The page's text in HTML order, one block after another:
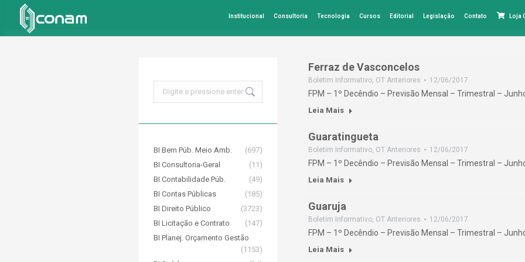
Institucional Consultoria Tecnologia Cursos Editorial Legislação Contato Loja
Ferraz de Vasconcelos
Boletim Informativo, OT Anteriores 12/06/2017
FPM – 1º Decêndio – Previsão Mensal – Trimestral –
Leia Mais
Guaratingueta
Boletim Informativo, OT Anteriores 12/06/2017
FPM – 1º Decêndio – Previsão Mensal – Trimestral –
Leia Mais
Guaruja
Boletim Informativo, OT Anteriores 12/06/2017
FPM – 1º Decêndio – Previsão Mensal – Trimestral –
Leia Mais
BI Bem Púb. Meio Amb.
(697)
BI Consultoria-Geral
(11)
BI Contabilidade Púb.
(49)
BI Contas Públicas
(185)
BI Direito Público
(3723)
BI Licitação e Contrato
(147)
BI Planej. Orçamento Gestão
(1153)